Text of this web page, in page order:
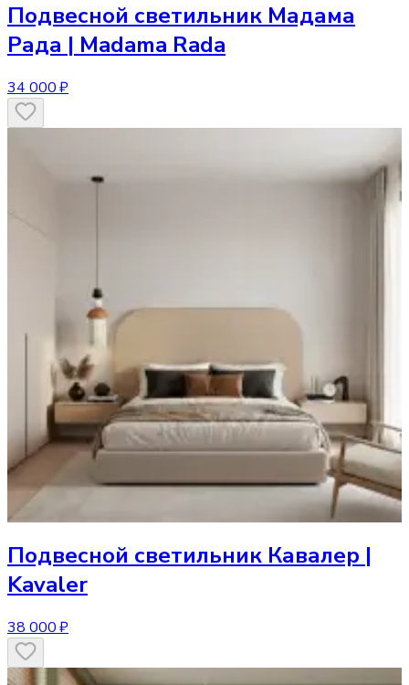
Подвесной светильник Мадама
Рада | Madama Rada
34 000 ₽
Подвесной светильник Кавалер |
Kavaler
38 000 ₽